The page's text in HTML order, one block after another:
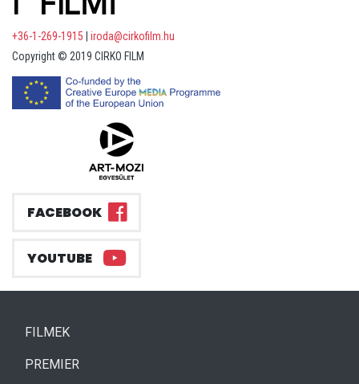
+36-1-269-1915
iroda@cirkofilm.hu
Copyright © 2019 CIRKO FILM
FACEBOOK
YOUTUBE
FILMEK(CURRENT)
PREMIER